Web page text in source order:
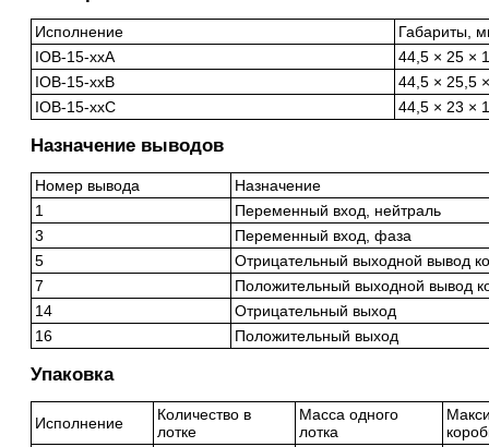
Исполнение
Габариты,
IOB-15-xxA
44,5 × 25 ×
IOB-15-xxB
44,5 × 25,5
IOB-15-xxC
44,5 × 23 ×
Назначение выводов
Номер вывода
Назначение
1
Переменный вход, нейтраль
3
Переменный вход, фаза
5
Отрицательный выходной вывод
7
Положительный выходной вывод
14
Отрицательный выход
16
Положительный выход
Упаковка
Исполнение
Количество в
лотке
Масса одного
лотка